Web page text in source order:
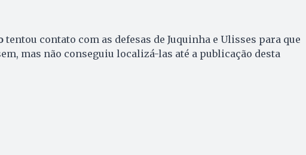
tentou contato com as defesas de Juquinha e Ulisses para que
mas não conseguiu localizá-las até a publicação desta